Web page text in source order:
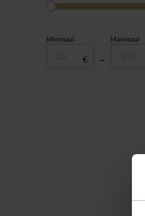
Minimaal
€ –
Maximaal